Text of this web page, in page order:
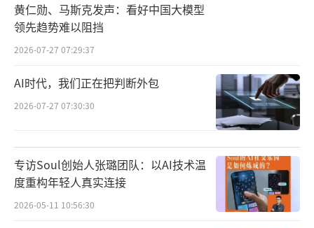
续航方面，特别版配备了一块容量为5800
mAh的电池，相较于标准版的5520mAh电池，
单次充电后的使用时间从38小时延长至超过44
小时。
此外，REDMI Note 15 5G特别版继续搭载
骁龙6代3移动平台，承诺提供长达48个月的流
畅无卡顿体验。
黄仁勋、马斯克发声：看好中国大模型
领先趋势难以阻挡
2026-07-27 07:29:37
AI时代，我们正在把判断外包
2026-07-27 07:30:30
专访Soul创始人张璐团队：以AI技术温
度重构年轻人真实连接
2026-05-11 10:56:30